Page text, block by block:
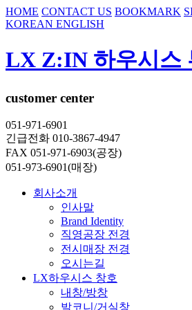
HOME CONTACT US BOOKMARK
KOREAN ENGLISH
LX Z:IN 하우시스
customer center
051-971-6901
긴급전화 010-3867-4947
FAX 051-971-6903(공장)
051-973-6901(매장)
회사소개
인사말
Brand Identity
직영공장 전경
전시매장 전경
오시는길
LX하우시스 창호
내창/방창
발코니/거실창